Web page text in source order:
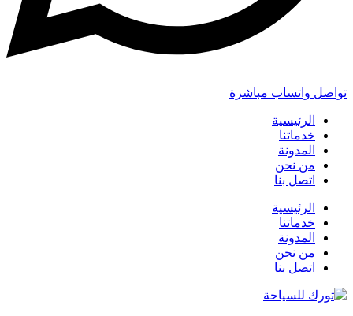
تواصل واتساب مباشرة
الرئيسية
خدماتنا
المدونة
من نحن
اتصل بنا
الرئيسية
خدماتنا
المدونة
من نحن
اتصل بنا